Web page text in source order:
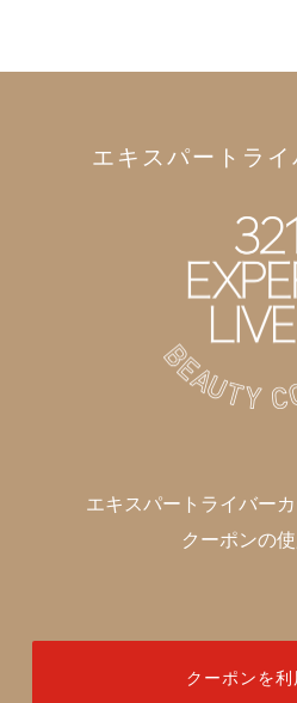
エキスパートライ
エキスパートライバー
クーポンの
クーポンを利